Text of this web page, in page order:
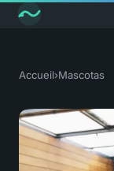
Accueil›Mascotas